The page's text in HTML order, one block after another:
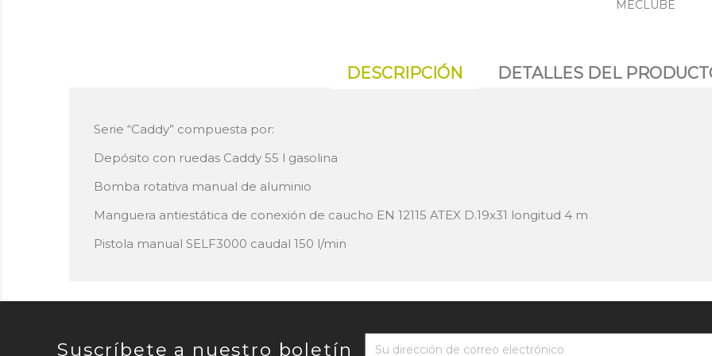
MECLUBE
DESCRIPCIÓN DETALLES DEL
Serie “Caddy” compuesta por:
Depósito con ruedas Caddy 55 l gasolina
Bomba rotativa manual de aluminio
Manguera antiestática de conexión de caucho EN 12115 ATEX D.19x31 longitud 4 m
Pistola manual SELF3000 caudal 150 l/min
Suscríbete a nuestro boletín